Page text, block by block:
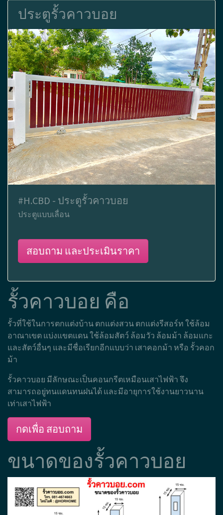
ประตูรั้วคาวบอย
#H.CBD - ประตูรั้วคาวบอย
ประตูแบบเลื่อน
สอบถาม และประเมินราคา
รั้วคาวบอย คือ
รั้วที่ใช้ในการตกแต่งบ้าน ตกแต่งสวน ตกแต่งรีสอร์ท ใช้ล้อม
อาณาเขต แบ่งแขตแดน ใช้ล้อมสัตว์ ล้อมวัว ล้อมม้า ล้อมแกะ
และสัตว์อื่นๆ และมีชื่อเรียกอีกแบบว่า เสาคอกม้า หรือ รั้วคอก
ม้า
รั้วคาวบอย มีลักษณะเป็นคอนกรีตเหมือนเสาไฟฟ้า จึง
สามารถอยู่ทนแดนทนฝนได้ และมีอายุการใช้งานยาวนาน
เท่าเสาไฟฟ้า
กดเพื่อ สอบถาม
ขนาดของรั้วคาวบอย